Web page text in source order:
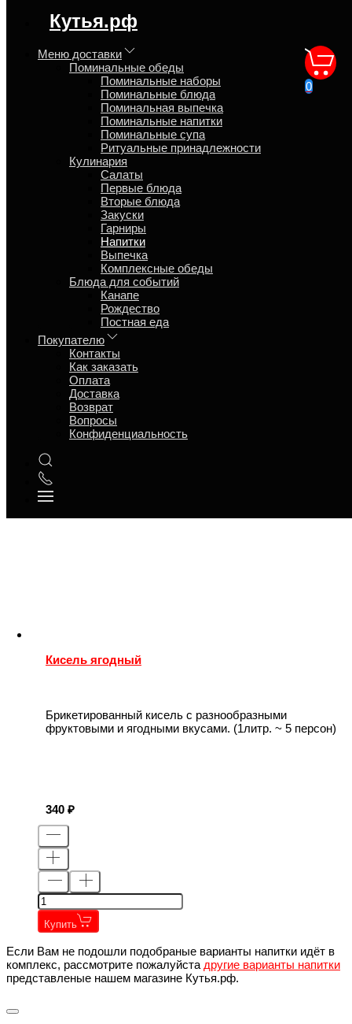
регион доставки:
Московская область
Кутья.рф
Меню доставки
Поминальные обеды
Поминальные наборы
Поминальные блюда
Поминальная выпечка
Поминальные напитки
Поминальные супа
Ритуальные принадлежности
Кулинария
Салаты
Первые блюда
Вторые блюда
Закуски
Гарниры
Напитки
Выпечка
Комплексные обеды
Блюда для событий
Канапе
Рождество
Постная еда
Покупателю
Контакты
Как заказать
Оплата
Доставка
Возврат
Вопросы
Конфиденциальность
0
Напитки входящие в состав
комплексных предложение
Напитки
Напитки входящие в состав комплексных предложение
Какое у Вас событие?
Товаров на странице
24 товара
Идёт в комплекс
Кисель ягодный
Брикетированный кисель с разнообразными
фруктовыми и ягодными вкусами. (1литр. ~ 5 персон)
340
Купить
Если Вам не подошли подобраные варианты напитки идёт в
комплекс, рассмотрите пожалуйста другие варианты напитки
представленые нашем магазине Кутья.рф.